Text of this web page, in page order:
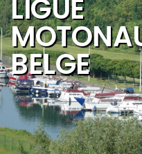
Les
sports
Le
qualité
La